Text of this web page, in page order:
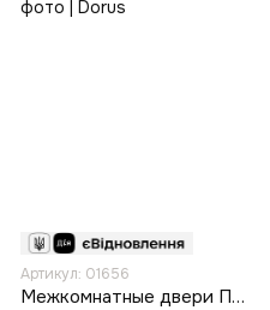
Артикул: 01656
Межкомнатные двери Папа Карло ML-710